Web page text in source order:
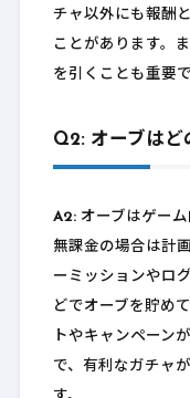
チャ以外にも報酬
ことがあります。
を引くことも重要で
Q2: オーブはど
A2:オーブはゲーム
無課金の場合は計
ーミッションやロ
どでオーブを貯め
トやキャンペーン
で、有利なガチャ